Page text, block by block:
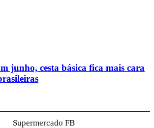
junho, cesta básica fica mais cara
Supermercado FB